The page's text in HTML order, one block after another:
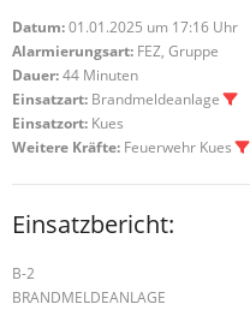
Datum:01.01.2025 um 17:16 Uhr
Alarmierungsart: FEZ, Gruppe
Dauer:44 Minuten
Einsatzart: Brandmeldeanlage
Einsatzort: Kues
Weitere Kräfte: Feuerwehr Kues
Einsatzbericht:
B-2
BRANDMELDEANLAGE